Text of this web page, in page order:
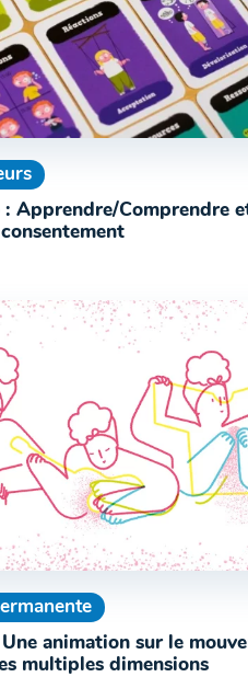
: Apprendre/Comprendre
Une animation sur le
multiples dimensions